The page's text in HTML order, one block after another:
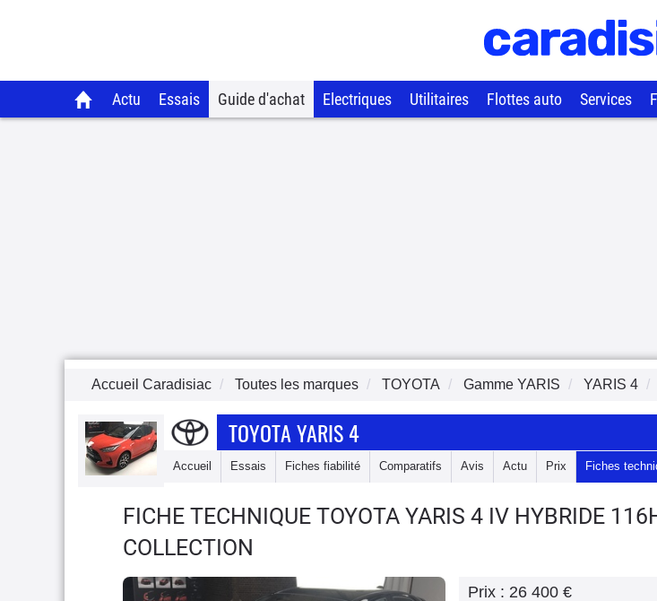
Actu Essais Guide d'achat Electriques Utilitaires Flottes auto Services
Accueil Caradisiac Toutes les marques TOYOTA Gamme YARIS YARIS 4
TOYOTA YARIS 4
Accueil Essais Fiches fiabilité Comparatifs Avis Actu Prix Fiches
FICHE TECHNIQUE TOYOTA YARIS 4 IV HYBRIDE
COLLECTION
Prix : 26 400 €